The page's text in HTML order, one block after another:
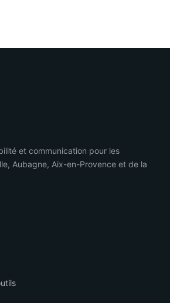
et communication pour les
Aubagne, Aix-en-Provence et de la